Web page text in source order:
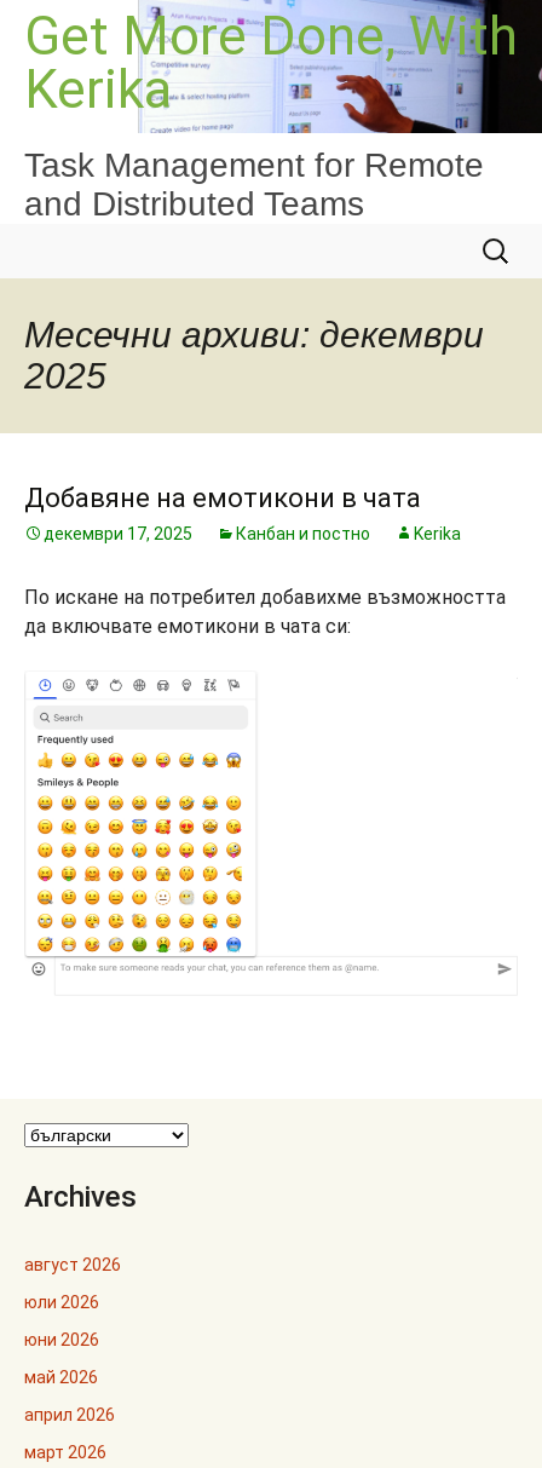
Към
съдържанието
Get More Done, With
Kerika
Task Management for Remote
and Distributed Teams
за:
Месечни архиви: декември
2025
Добавяне на емотикони в чата
декември 17, 2025 Канбан и постно Kerika
По искане на потребител добавихме възможността
да включвате емотикони в чата си:
Archives
август 2026
юли 2026
юни 2026
май 2026
април 2026
март 2026